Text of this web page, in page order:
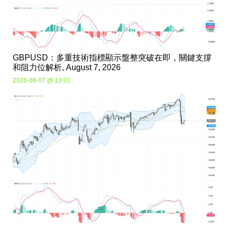
GBPUSD：多重技術指標顯示盤整突破在即，關鍵支撐
和阻力位解析, August 7, 2026
2026-08-07 @ 13:01